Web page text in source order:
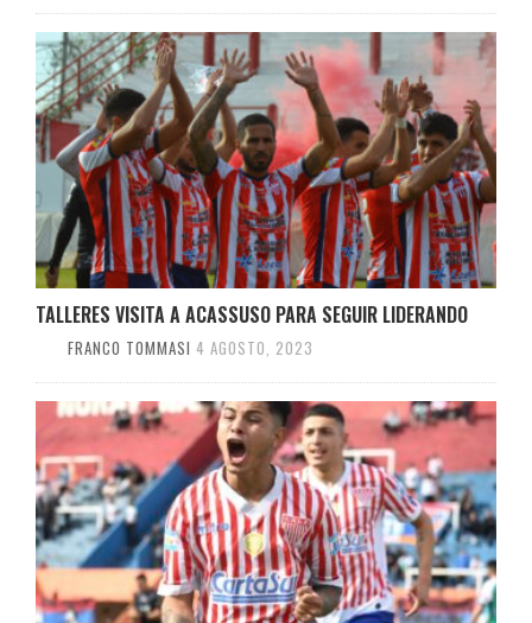
TALLERES VISITA A ACASSUSO PARA SEGUIR LIDERANDO
FRANCO TOMMASI 4 AGOSTO, 2023